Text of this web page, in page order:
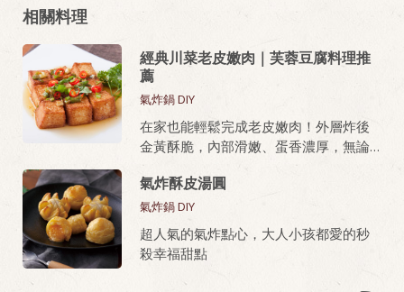
相關料理
經典川菜老皮嫩肉｜芙蓉豆腐料理推
薦
氣炸鍋 DIY
在家也能輕鬆完成老皮嫩肉！外層炸後
金黃酥脆，內部滑嫩、蛋香濃厚，無論
廳級美味。
桂冠芙蓉豆腐，就是做老皮嫩肉的秘密
武器！
氣炸酥皮湯圓
氣炸鍋 DIY
超人氣的氣炸點心，大人小孩都愛的秒
殺幸福甜點